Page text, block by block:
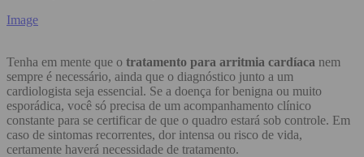
Image
Tenha em mente que o tratamento para arritmia cardíaca nem
sempre é necessário, ainda que o diagnóstico junto a um
cardiologista seja essencial. Se a doença for benigna ou muito
esporádica, você só precisa de um acompanhamento clínico
constante para se certificar de que o quadro estará sob controle. Em
caso de sintomas recorrentes, dor intensa ou risco de vida,
certamente haverá necessidade de tratamento.